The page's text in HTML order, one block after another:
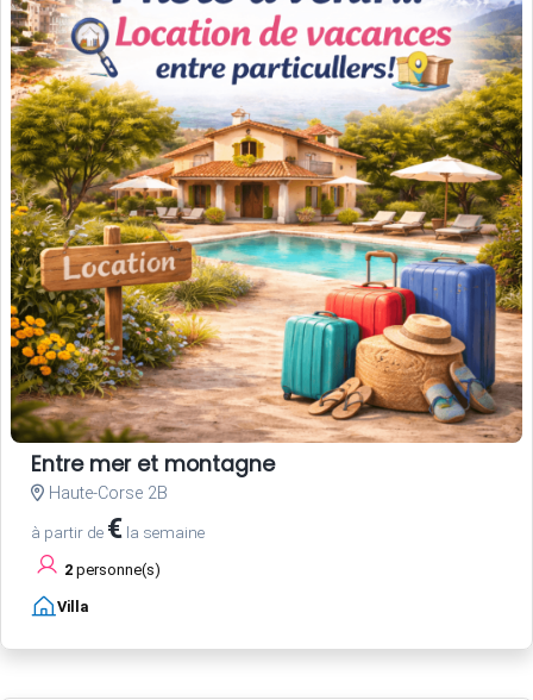
Entre mer et montagne
Haute-Corse 2B
à partir de € la semaine
2 personne(s)
Villa